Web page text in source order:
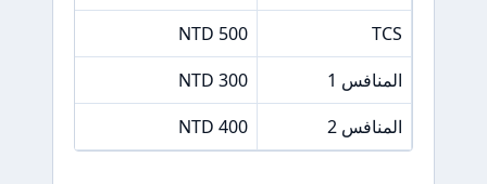
TCS
500 NTD
المنافس 1
300 NTD
المنافس 2
400 NTD